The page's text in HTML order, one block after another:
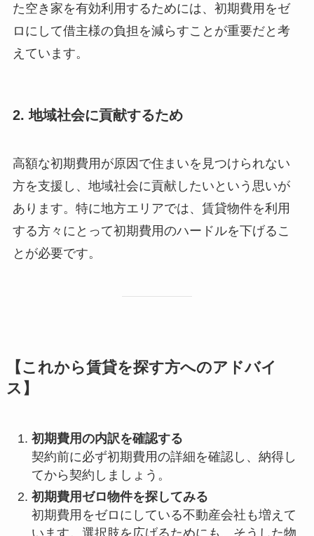
た空き家を有効利用するためには、初期費用をゼ
ロにして借主様の負担を減らすことが重要だと考
えています。
2. 地域社会に貢献するため
高額な初期費用が原因で住まいを見つけられない
方を支援し、地域社会に貢献したいという思いが
あります。特に地方エリアでは、賃貸物件を利用
する方々にとって初期費用のハードルを下げるこ
とが必要です。
【これから賃貸を探す方へのアドバイ
ス】
初期費用の内訳を確認する
契約前に必ず初期費用の詳細を確認し、納得し
てから契約しましょう。
初期費用ゼロ物件を探してみる
初期費用をゼロにしている不動産会社も増えて
います。選択肢を広げるためにも、そうした物